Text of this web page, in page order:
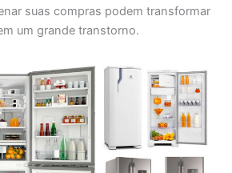
suas compras podem transformar
um grande transtorno.